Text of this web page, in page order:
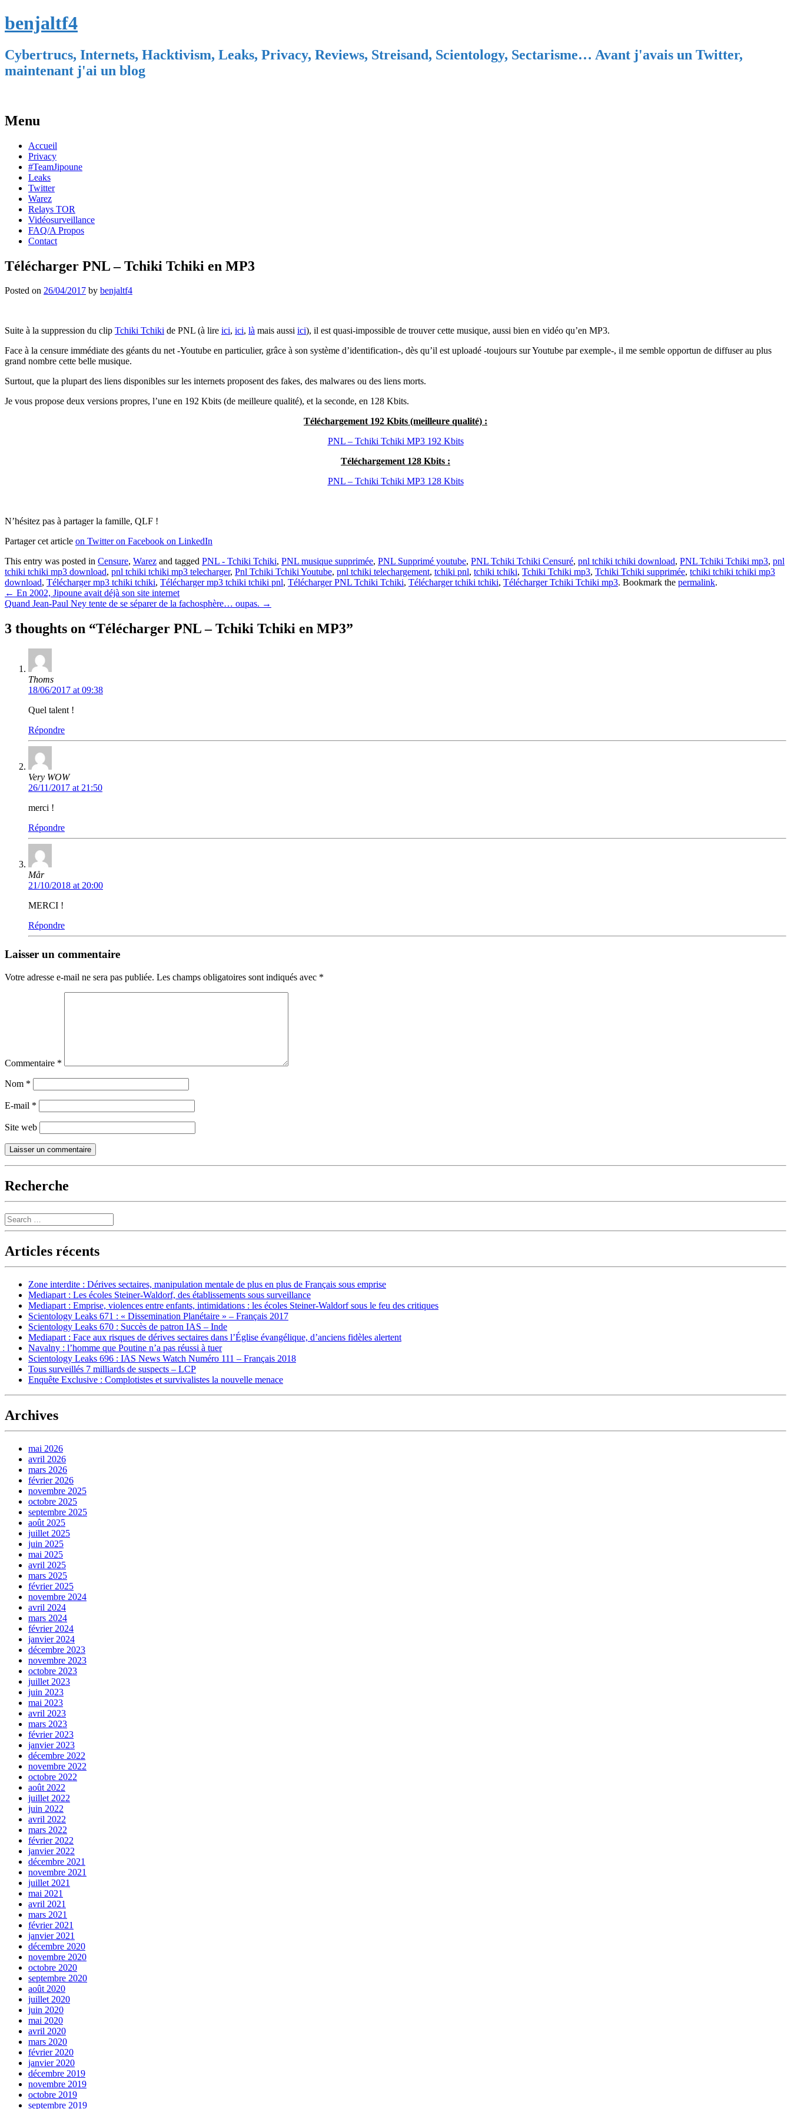
benjaltf4
Cybertrucs, Internets, Hacktivism, Leaks, Privacy, Reviews, Streisand, Scientology, Sectarisme… Avant j'avais un Twitter,
maintenant j'ai un blog
Menu
Skip
content
Accueil
Privacy
#TeamJipoune
Leaks
Twitter
Warez
Relays TOR
Vidéosurveillance
FAQ/A Propos
Contact
Télécharger PNL – Tchiki Tchiki en MP3
Posted on 26/04/2017 by benjaltf4
Suite à la suppression du clip Tchiki Tchiki de PNL (à lire ici, ici, là mais aussi ici), il est quasi-impossible de trouver cette musique, aussi bien en vidéo qu’en MP3.
Face à la censure immédiate des géants du net -Youtube en particulier, grâce à son système d’identification-, dès qu’il est uploadé -toujours sur Youtube par exemple-, il me semble opportun de diffuser au plus
grand nombre cette belle musique.
Surtout, que la plupart des liens disponibles sur les internets proposent des fakes, des malwares ou des liens morts.
Je vous propose deux versions propres, l’une en 192 Kbits (de meilleure qualité), et la seconde, en 128 Kbits.
Téléchargement 192 Kbits (meilleure qualité) :
PNL – Tchiki Tchiki MP3 192 Kbits
Téléchargement 128 Kbits :
PNL – Tchiki Tchiki MP3 128 Kbits
N’hésitez pas à partager la famille, QLF !
Partager cet article on Twitter on Facebook on LinkedIn
This entry was posted in Censure, Warez and tagged PNL - Tchiki Tchiki, PNL musique supprimée, PNL Supprimé youtube, PNL Tchiki Tchiki Censuré, pnl tchiki tchiki download, PNL Tchiki Tchiki mp3, pnl
tchiki tchiki mp3 download, pnl tchiki tchiki mp3 telecharger, Pnl Tchiki Tchiki Youtube, pnl tchiki telechargement, tchiki pnl, tchiki tchiki, Tchiki Tchiki mp3, Tchiki Tchiki supprimée, tchiki tchiki tchiki mp3
download, Télécharger mp3 tchiki tchiki, Télécharger mp3 tchiki tchiki pnl, Télécharger PNL Tchiki Tchiki, Télécharger tchiki tchiki, Télécharger Tchiki Tchiki mp3. Bookmark the permalink.
Post
navigation
← En 2002, Jipoune avait déjà son site internet
Quand Jean-Paul Ney tente de se séparer de la fachosphère… oupas. →
3 thoughts on “Télécharger PNL – Tchiki Tchiki en MP3”
Thoms
18/06/2017 at 09:38
Quel talent !
Répondre
Very WOW
26/11/2017 at 21:50
merci !
Répondre
Mår
21/10/2018 at 20:00
MERCI !
Répondre
Laisser un commentaire
Votre adresse e-mail ne sera pas publiée. Les champs obligatoires sont indiqués avec *
Commentaire *
Nom *
E-mail *
Site web
Recherche
Search
Articles récents
Zone interdite : Dérives sectaires, manipulation mentale de plus en plus de Français sous emprise
Mediapart : Les écoles Steiner-Waldorf, des établissements sous surveillance
Mediapart : Emprise, violences entre enfants, intimidations : les écoles Steiner-Waldorf sous le feu des critiques
Scientology Leaks 671 : « Dissemination Planétaire » – Français 2017
Scientology Leaks 670 : Succès de patron IAS – Inde
Mediapart : Face aux risques de dérives sectaires dans l’Église évangélique, d’anciens fidèles alertent
Navalny : l’homme que Poutine n’a pas réussi à tuer
Scientology Leaks 696 : IAS News Watch Numéro 111 – Français 2018
Tous surveillés 7 milliards de suspects – LCP
Enquête Exclusive : Complotistes et survivalistes la nouvelle menace
Archives
mai 2026
avril 2026
mars 2026
février 2026
novembre 2025
octobre 2025
septembre 2025
août 2025
juillet 2025
juin 2025
mai 2025
avril 2025
mars 2025
février 2025
novembre 2024
avril 2024
mars 2024
février 2024
janvier 2024
décembre 2023
novembre 2023
octobre 2023
juillet 2023
juin 2023
mai 2023
avril 2023
mars 2023
février 2023
janvier 2023
décembre 2022
novembre 2022
octobre 2022
août 2022
juillet 2022
juin 2022
avril 2022
mars 2022
février 2022
janvier 2022
décembre 2021
novembre 2021
juillet 2021
mai 2021
avril 2021
mars 2021
février 2021
janvier 2021
décembre 2020
novembre 2020
octobre 2020
septembre 2020
août 2020
juillet 2020
juin 2020
mai 2020
avril 2020
mars 2020
février 2020
janvier 2020
décembre 2019
novembre 2019
octobre 2019
septembre 2019